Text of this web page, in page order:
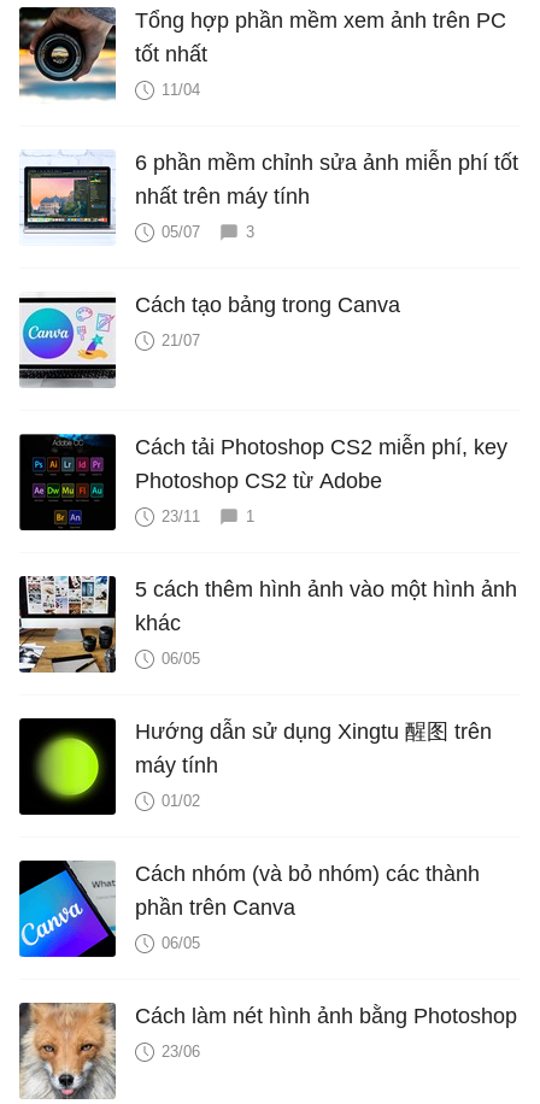
Tổng hợp phần mềm xem ảnh trên PC
tốt nhất
11/04
6 phần mềm chỉnh sửa ảnh miễn phí tốt
nhất trên máy tính
05/07 3
Cách tạo bảng trong Canva
21/07
Cách tải Photoshop CS2 miễn phí, key
Photoshop CS2 từ Adobe
23/11 1
5 cách thêm hình ảnh vào một hình ảnh
khác
06/05
Hướng dẫn sử dụng Xingtu 醒图 trên
máy tính
01/02
Cách nhóm (và bỏ nhóm) các thành
phần trên Canva
06/05
Cách làm nét hình ảnh bằng Photoshop
23/06